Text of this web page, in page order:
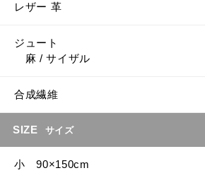
レザー 革
ジュート
麻 / サイザル
合成繊維
SIZE サイズ
小 90×150cm